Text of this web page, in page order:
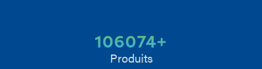
106074+
Produits